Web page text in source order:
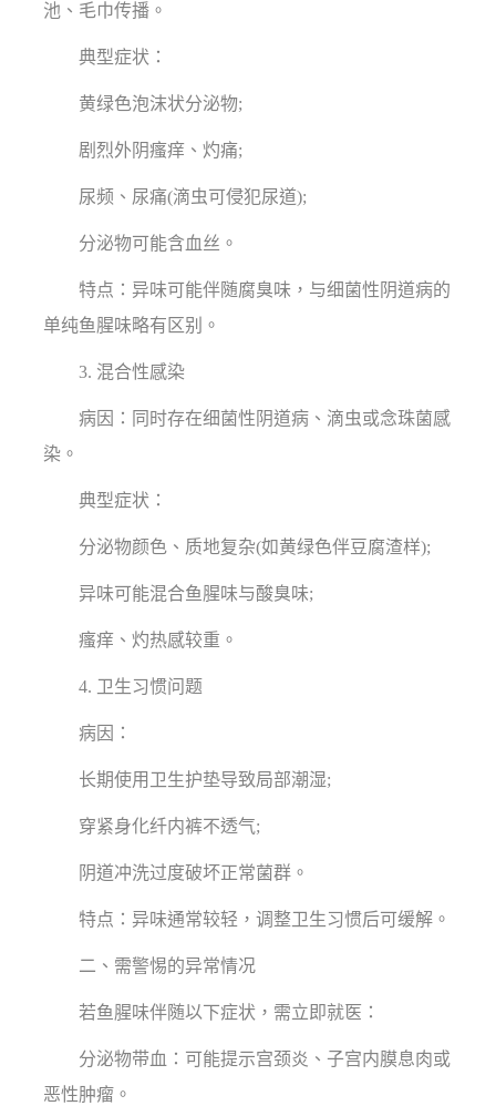
池、毛巾传播。
典型症状：
黄绿色泡沫状分泌物;
剧烈外阴瘙痒、灼痛;
尿频、尿痛(滴虫可侵犯尿道);
分泌物可能含血丝。
特点：异味可能伴随腐臭味，与细菌性阴道病的
单纯鱼腥味略有区别。
3. 混合性感染
病因：同时存在细菌性阴道病、滴虫或念珠菌感
染。
典型症状：
分泌物颜色、质地复杂(如黄绿色伴豆腐渣样);
异味可能混合鱼腥味与酸臭味;
瘙痒、灼热感较重。
4. 卫生习惯问题
病因：
长期使用卫生护垫导致局部潮湿;
穿紧身化纤内裤不透气;
阴道冲洗过度破坏正常菌群。
特点：异味通常较轻，调整卫生习惯后可缓解。
二、需警惕的异常情况
若鱼腥味伴随以下症状，需立即就医：
分泌物带血：可能提示宫颈炎、子宫内膜息肉或
恶性肿瘤。